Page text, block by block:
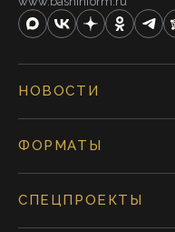
НОВОСТИ
ФОРМАТЫ
СПЕЦПРОЕКТЫ